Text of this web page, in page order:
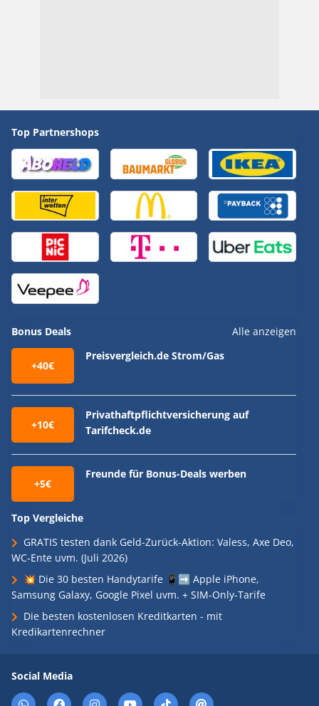
Top Partnershops
Bonus Deals Alle anzeigen
+40€
Preisvergleich.de Strom/Gas
+10€
Privathaftpflichtversicherung auf
Tarifcheck.de
+5€
Freunde für Bonus-Deals werben
Top Vergleiche
GRATIS testen dank Geld-Zurück-Aktion: Valess, Axe Deo,
WC-Ente uvm. (Juli 2026)
💥 Die 30 besten Handytarife 📱➡️ Apple iPhone,
Samsung Galaxy, Google Pixel uvm. + SIM-Only-Tarife
Die besten kostenlosen Kreditkarten - mit
Kredikartenrechner
Social Media